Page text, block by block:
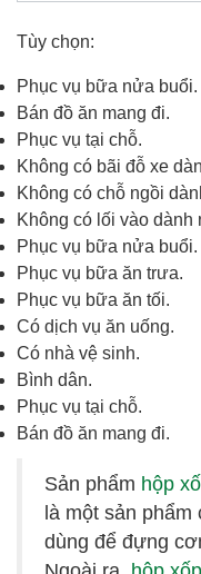
Tùy chọn:
Phục vụ bữa nửa buổi.
Bán đồ ăn mang đi.
Phục vụ tại chỗ.
Không có bãi đỗ xe
Không có chỗ ngồi
Không có lối vào dành
Phục vụ bữa nửa buổi.
Phục vụ bữa ăn trưa.
Phục vụ bữa ăn tối.
Có dịch vụ ăn uống.
Có nhà vệ sinh.
Bình dân.
Phục vụ tại chỗ.
Bán đồ ăn mang đi.
Sản phẩm hộp
là một sản phẩm
dùng để đựng